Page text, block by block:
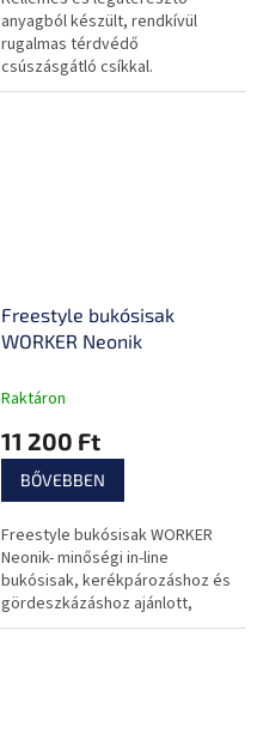
anyagból készült, rendkívül
rugalmas térdvédő
csúszásgátló csíkkal.
Freestyle bukósisak
WORKER Neonik
Raktáron
11 200 Ft
BŐVEBBEN
Freestyle bukósisak WORKER
Neonik- minőségi in-line
bukósisak, kerékpározáshoz és
gördeszkázáshoz ajánlott,
színes design, 11